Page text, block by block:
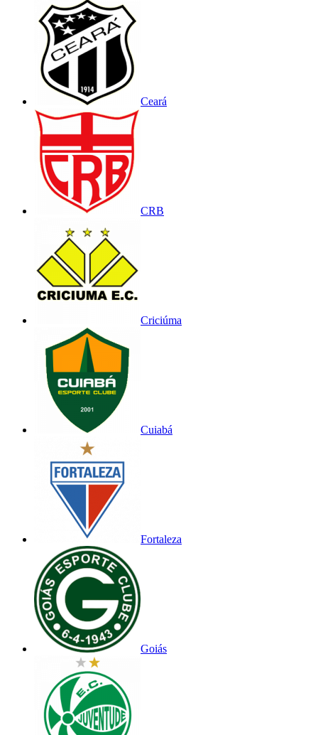
Ceará
CRB
Criciúma
Cuiabá
Fortaleza
Goiás